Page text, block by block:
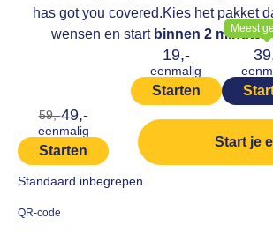
has got you covered.Kies het pakket
wensen en start binnen 2 minuten
19,-
eenmalig
Starten
Meest
59,-49,-
eenmalig
Starten
Start je
Standaard inbegrepen
QR-code